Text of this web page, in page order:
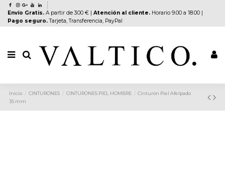
Envío Gratis. A partir de 300 € | Atención al cliente. Horario 9.00 a 18.00 |
Pago seguro.Tarjeta, Transferencia, PayPal
Inicio CINTURONES CINTURONES PIEL HOMBRE
Cinturón Piel Afelpado
35 mm